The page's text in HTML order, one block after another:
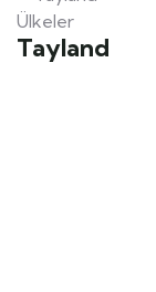
Ülkeler
Tayland